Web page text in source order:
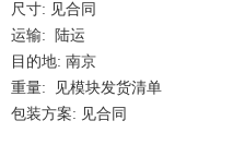
尺寸: 见合同
运输: 陆运
目的地: 南京
重量: 见模块发货清单
包装方案: 见合同